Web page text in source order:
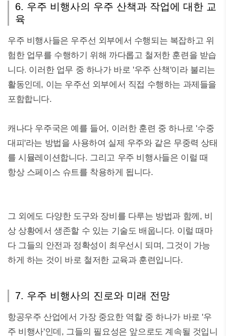
6. 우주 비행사의 우주 산책과 작업에 대한 교
육
우주 비행사들은 우주선 외부에서 수행되는 복잡하고 위
험한 업무를 수행하기 위해 까다롭고 철저한 훈련을 받습
니다. 이러한 업무 중 하나가 바로 '우주 산책'이라 불리는
활동인데, 이는 우주선 외부에서 직접 수행하는 과제들을
포함합니다.
캐나다 우주국은 예를 들어, 이러한 훈련 중 하나로 '수중
대피'라는 방법을 사용하여 실제 우주와 같은 무중력 상태
를 시뮬레이션합니다. 그리고 우주 비행사들은 이럴 때
항상 스페이스 슈트를 착용하게 됩니다.
그 외에도 다양한 도구와 장비를 다루는 방법과 함께, 비
상 상황에서 생존할 수 있는 기술도 배웁니다. 이럴 때마
다 그들의 안전과 정확성이 최우선시 되며, 그것이 가능
하게 하는 것이 바로 철저한 교육과 훈련입니다.
7. 우주 비행사의 진로와 미래 전망
항공우주 산업에서 가장 중요한 역할 중 하나가 바로 '우
주 비행사'인데, 그들의 필요성은 앞으로도 계속될 것입니